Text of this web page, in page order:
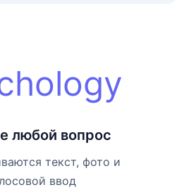
любой вопрос
текст, фото и
ввод